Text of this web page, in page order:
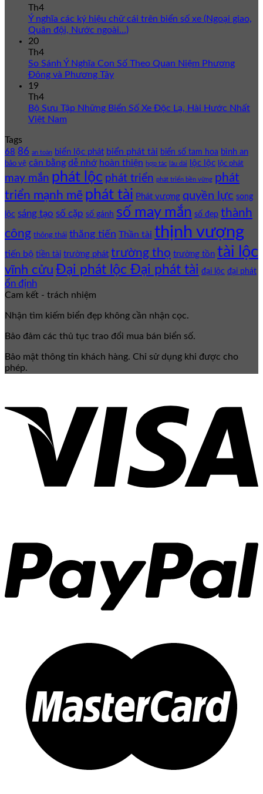
Th4
Ý nghĩa các ký hiệu chữ cái trên biển số xe (Ngoại giao,
Quân đội, Nước ngoài…)
20
Th4
So Sánh Ý Nghĩa Con Số Theo Quan Niệm Phương
Đông và Phương Tây
19
Th4
Bộ Sưu Tập Những Biển Số Xe Độc Lạ, Hài Hước Nhất
Việt Nam
Tags
68 86 an toàn biển lộc phát biển phát tài biển số tam hoa bình an
bảo vệ cân bằng dễ nhớ hoàn thiện hợp tác lâu dài lộc lộc lộc phát
may mắn phát lộc phát triển phát triển bền vững phát
triển mạnh mẽ phát tài Phát vượng quyền lực song
lộc sáng tạo số cặp số gánh số may mắn số đẹp thành
công thông thái thăng tiến Thần tài thịnh vượng
tiến bộ tiền tài trường phát trường thọ trường tồn tài lộc
vĩnh cửu Đại phát lộc Đại phát tài đại lộc đại phát
ổn định
Cam kết - trách nhiệm
Nhận tìm kiếm biển đẹp không cần nhận cọc.
Bảo đảm các thủ tục trao đổi mua bán biển số.
Bảo mật thông tin khách hàng. Chỉ sử dụng khi được cho
phép.